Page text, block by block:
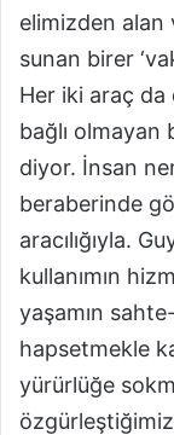
elimizden alan
sunan birer
Her iki araç
bağlı olmayan
diyor. İnsan
beraberinde
aracılığıyla.
kullanımın
yaşamın
hapsetmekle
yürürlüğe
özgürleştiğimiz,